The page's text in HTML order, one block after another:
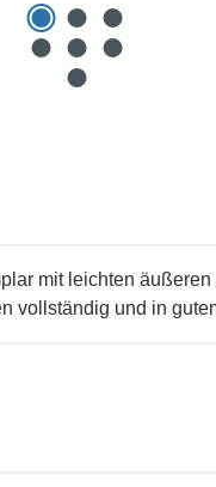
mit leichten
vollständig und in